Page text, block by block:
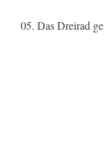
05. Das Dreirad